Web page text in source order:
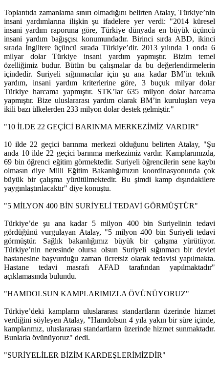
Toplantıda zamanlama sınırı olmadığını belirten Atalay, Türkiye’nin
insani yardımlarına ilişkin şu ifadelere yer verdi: "2014 küresel
insani yardım raporuna göre, Türkiye dünyada en büyük üçüncü
insani yardım bağışçısı konumundadır. Birinci sırda ABD, ikinci
sırada İngiltere üçüncü sırada Türkiye’dir. 2013 yılında 1 onda 6
milyar dolar Türkiye insani yardım yapmıştır. Bizim temel
özelliğimiz budur. Bütün bu çalışmalar da bu değerlendirmelerin
içindedir. Suriyeli sığınmacılar için şu ana kadar BM’in teknik
yardım, insani yardım kriterlerine göre, 3 buçuk milyar dolar
Türkiye harcama yapmıştır. STK’lar 635 milyon dolar harcama
yapmıştır. Bize uluslararası yardım olarak BM’in kuruluşları veya
ikili bazı ülkelerden 233 milyon dolar destek gelmiştir."
"10 İLDE 22 GEÇİCİ BARINMA MERKEZİMİZ VARDIR"
10 ilde 22 geçici barınma merkezi olduğunu belirten Atalay, "Şu
anda 10 ilde 22 geçici barınma merkezimiz vardır. Kamplarımızda,
69 bin öğrenci eğitim görmektedir. Suriyeli öğrencilerin sene kaybı
olmasın diye Milli Eğitim Bakanlığımızın koordinasyonunda çok
büyük bir çalışma yürütülmektedir. Bu şimdi kamp dışındakilere
yaygınlaştırılacaktır" diye konuştu.
"5 MİLYON 400 BİN SURİYELİ TEDAVİ GÖRMÜŞTÜR"
Türkiye’de şu ana kadar 5 milyon 400 bin Suriyelinin tedavi
gördüğünü vurgulayan Atalay, "5 milyon 400 bin Suriyeli tedavi
görmüştür. Sağlık bakanlığımız büyük bir çalışma yürütüyor.
Türkiye’nin neresinde olursa olsun Suriyeli sığınmacı bir devlet
hastanesine başvurduğu zaman ücretsiz olarak tedavisi yapılmakta.
Hastane tedavi masrafı AFAD tarafından yapılmaktadır"
açıklamasında bulundu.
"HAMDOLSUN KAMPLARIMIZLA ÖVÜNÜYORUZ"
Türkiye’deki kampların uluslararası standartların üzerinde hizmet
verdiğini söyleyen Atalay, "Hamdolsun 4 yıla yakın bir süre içinde,
kamplarımız, uluslararası standartların üzerinde hizmet sunmaktadır.
Bunlarla övünüyoruz" dedi.
"SURİYELİLER BİZİM KARDEŞLERİMİZDİR"